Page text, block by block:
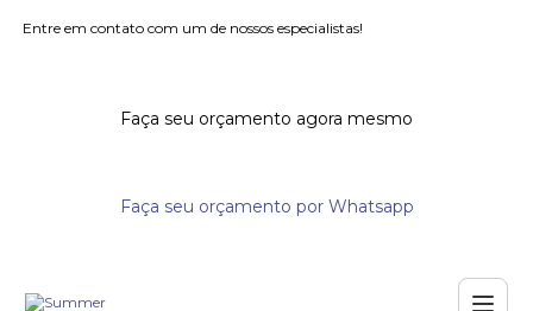
Entre em contato com um de nossos especialistas!
Faça seu orçamento agora mesmo
Faça seu orçamento por Whatsapp